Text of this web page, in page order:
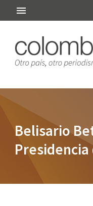
Belisario